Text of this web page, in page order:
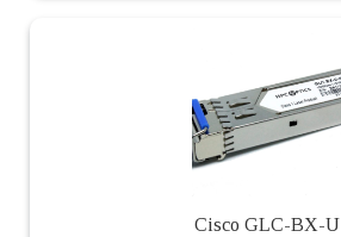
Cisco GLC-BX-U